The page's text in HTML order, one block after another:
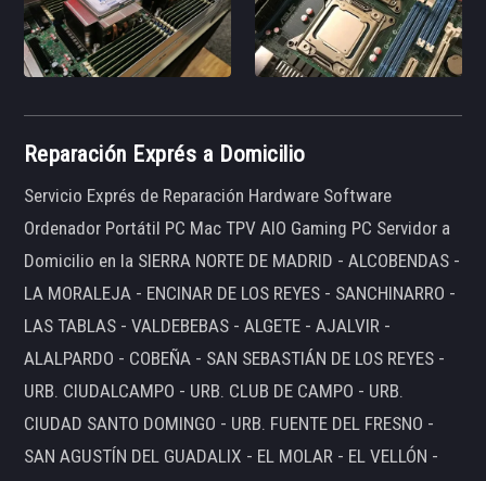
Reparación Exprés a Domicilio
Servicio Exprés de Reparación Hardware Software
Ordenador Portátil PC Mac TPV AIO Gaming PC Servidor a
Domicilio en la SIERRA NORTE DE MADRID - ALCOBENDAS -
LA MORALEJA - ENCINAR DE LOS REYES - SANCHINARRO -
LAS TABLAS - VALDEBEBAS - ALGETE - AJALVIR -
ALALPARDO - COBEÑA - SAN SEBASTIÁN DE LOS REYES -
URB. CIUDALCAMPO - URB. CLUB DE CAMPO - URB.
CIUDAD SANTO DOMINGO - URB. FUENTE DEL FRESNO -
SAN AGUSTÍN DEL GUADALIX - EL MOLAR - EL VELLÓN -